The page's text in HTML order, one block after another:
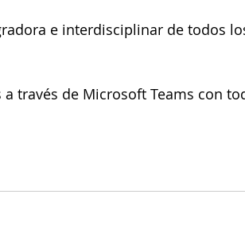
e interdisciplinar de todos
través de Microsoft Teams con